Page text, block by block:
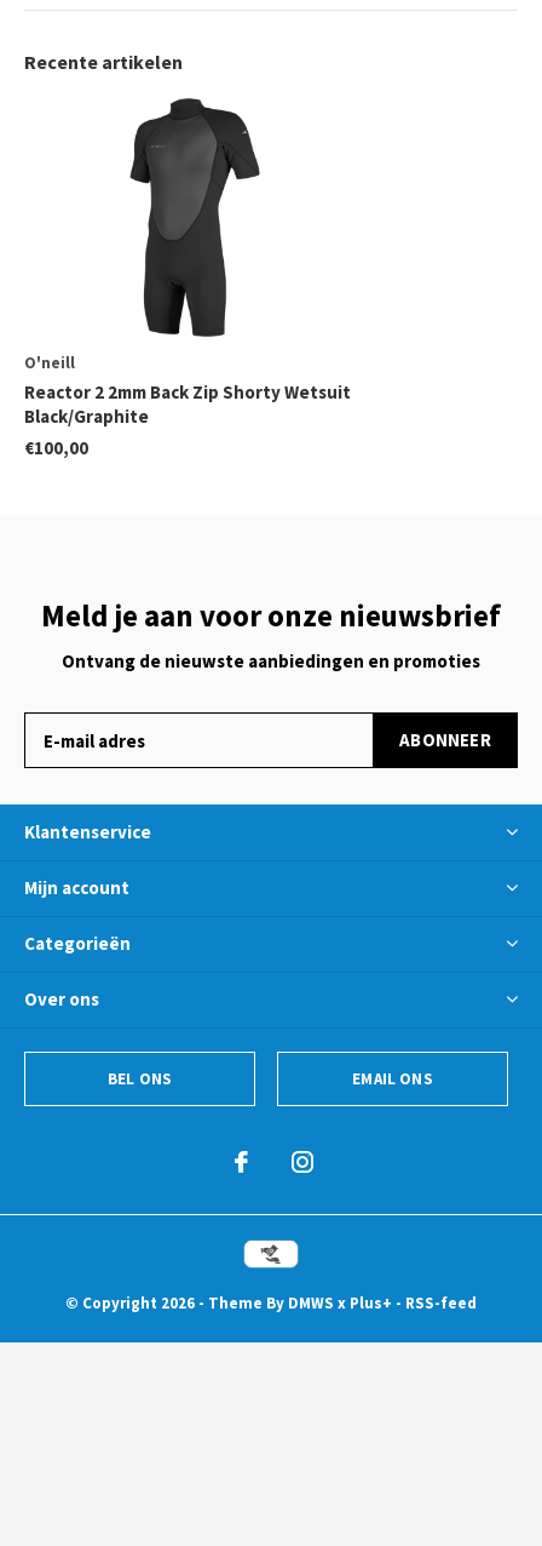
Recente artikelen
O'neill
Reactor 2 2mm Back Zip Shorty Wetsuit
Black/Graphite
€100,00
Meld je aan voor onze nieuwsbrief
Ontvang de nieuwste aanbiedingen en promoties
ABONNEER
Klantenservice
Mijn account
Categorieën
Over ons
BEL ONS EMAIL ONS
© Copyright 2026 - Theme By DMWS x Plus+ - RSS-feed